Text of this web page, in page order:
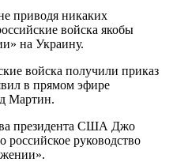
приводя никаких
войска якобы
на Украину.
войска получили приказ
в прямом эфире
Мартин.
президента США Джо
российское руководство